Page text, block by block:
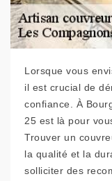
Lorsque vous
il est crucial de
confiance. À
25 est là pour
Trouver un
la qualité et la
solliciter des